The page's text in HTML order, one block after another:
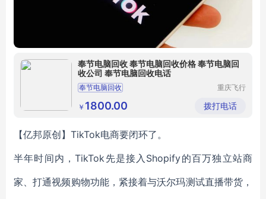
奉节电脑回收 奉节电脑回收价格 奉节电脑回
收公司 奉节电脑回收电话
奉节电脑回收
重庆飞行
限公司
￥ 1800.00 拨打电话
【亿邦原创】 TikTok电商要闭环了。
半年时间内，TikTok先是接入Shopify的百万独立站商
家、打通视频购物功能，紧接着与沃尔玛测试直播带货，